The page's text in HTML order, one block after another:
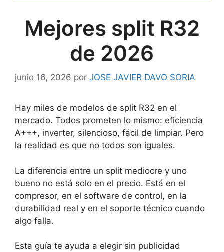
Mejores split R32
de 2026
junio 16, 2026 por JOSE JAVIER DAVO SORIA
Hay miles de modelos de split R32 en el
mercado. Todos prometen lo mismo: eficiencia
A+++, inverter, silencioso, fácil de limpiar. Pero
la realidad es que no todos son iguales.
La diferencia entre un split mediocre y uno
bueno no está solo en el precio. Está en el
compresor, en el software de control, en la
durabilidad real y en el soporte técnico cuando
algo falla.
Esta guía te ayuda a elegir sin publicidad